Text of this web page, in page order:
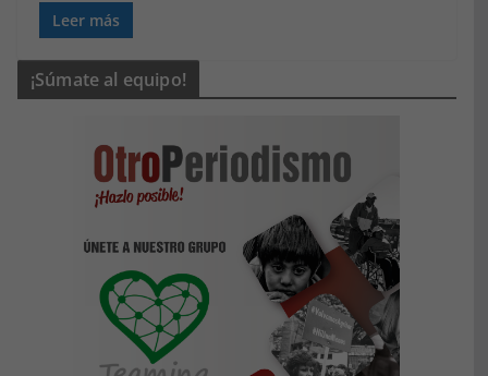
Leer más
¡Súmate al equipo!